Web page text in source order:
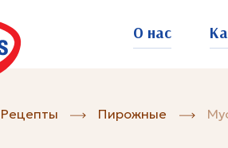
О нас
Рецепты Пирожные